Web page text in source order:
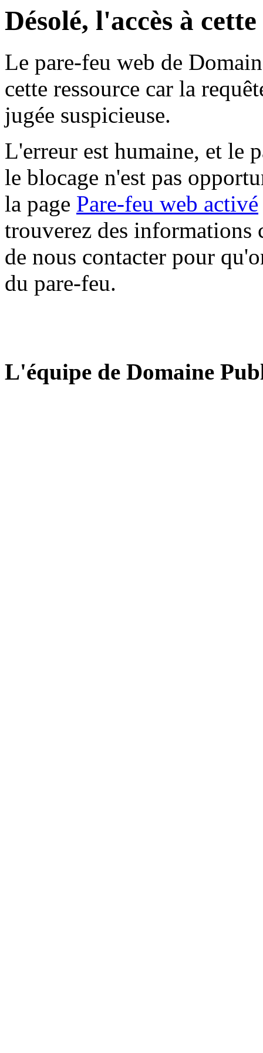
Désolé, l'accès à
Le pare-feu web de
cette ressource car la
jugée suspicieuse.
L'erreur est humaine, et le
le blocage n'est pas
la page Pare-feu web activé
trouverez des informations
de nous contacter pour
du pare-feu.
L'équipe de Domaine